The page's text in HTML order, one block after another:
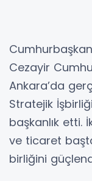
Cezayir
Ankara’da
Stratejik
başkanlık etti.
ve ticaret
birliğini